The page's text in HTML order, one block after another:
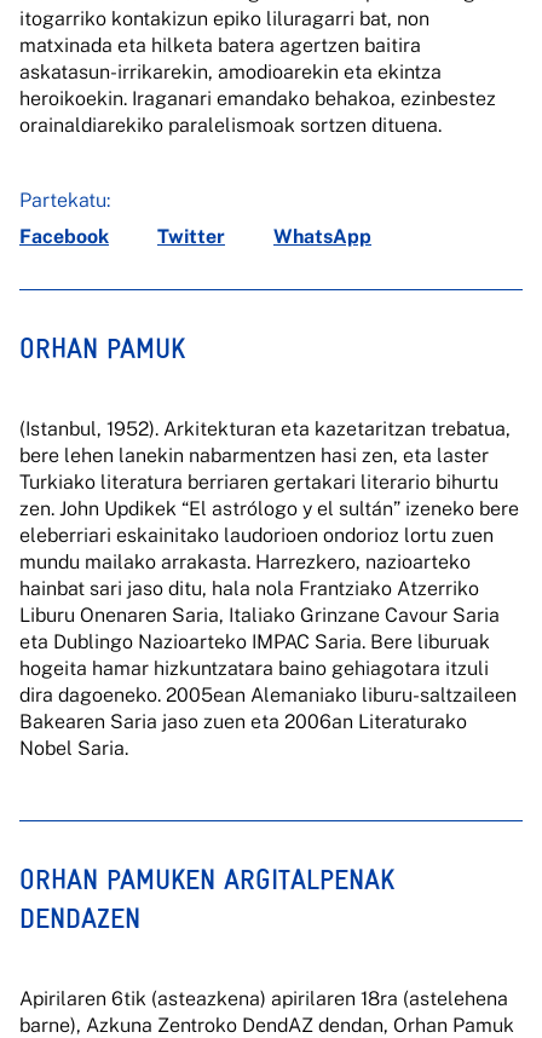
itogarriko kontakizun epiko liluragarri bat, non
matxinada eta hilketa batera agertzen baitira
askatasun-irrikarekin, amodioarekin eta ekintza
heroikoekin. Iraganari emandako behakoa, ezinbestez
orainaldiarekiko paralelismoak sortzen dituena.
Partekatu:
Facebook
Twitter WhatsApp
ORHAN PAMUK
(Istanbul, 1952). Arkitekturan eta kazetaritzan trebatua,
bere lehen lanekin nabarmentzen hasi zen, eta laster
Turkiako literatura berriaren gertakari literario bihurtu
zen. John Updikek “El astrólogo y el sultán” izeneko bere
eleberriari eskainitako laudorioen ondorioz lortu zuen
mundu mailako arrakasta. Harrezkero, nazioarteko
hainbat sari jaso ditu, hala nola Frantziako Atzerriko
Liburu Onenaren Saria, Italiako Grinzane Cavour Saria
eta Dublingo Nazioarteko IMPAC Saria. Bere liburuak
hogeita hamar hizkuntzatara baino gehiagotara itzuli
dira dagoeneko. 2005ean Alemaniako liburu-saltzaileen
Bakearen Saria jaso zuen eta 2006an Literaturako
Nobel Saria.
ORHAN PAMUKEN ARGITALPENAK
DENDAZEN
Apirilaren 6tik (asteazkena) apirilaren 18ra (astelehena
barne), Azkuna Zentroko DendAZ dendan, Orhan Pamuk